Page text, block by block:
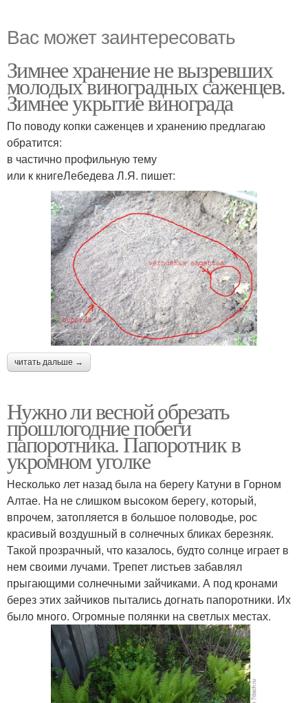
Вас может заинтересовать
Зимнее хранение не вызревших
молодых виноградных саженцев.
Зимнее укрытие винограда
По поводу копки саженцев и хранению предлагаю
обратится:
в частично профильную тему
или к книгеЛебедева Л.Я. пишет:
читать дальше →
Нужно ли весной обрезать
прошлогодние побеги
папоротника. Папоротник в
укромном уголке
Несколько лет назад была на берегу Катуни в Горном
Алтае. На не слишком высоком берегу, который,
впрочем, затопляется в большое половодье, рос
красивый воздушный в солнечных бликах березняк.
Такой прозрачный, что казалось, будто солнце играет в
нем своими лучами. Трепет листьев забавлял
прыгающими солнечными зайчиками. А под кронами
берез этих зайчиков пытались догнать папоротники. Их
было много. Огромные полянки на светлых местах.